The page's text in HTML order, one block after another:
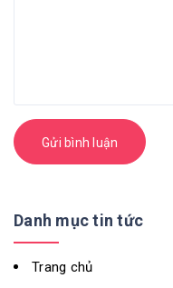
Gửi bình luận
Danh mục tin tức
Trang chủ